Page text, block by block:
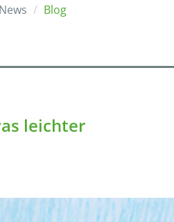
News Blog
leichter